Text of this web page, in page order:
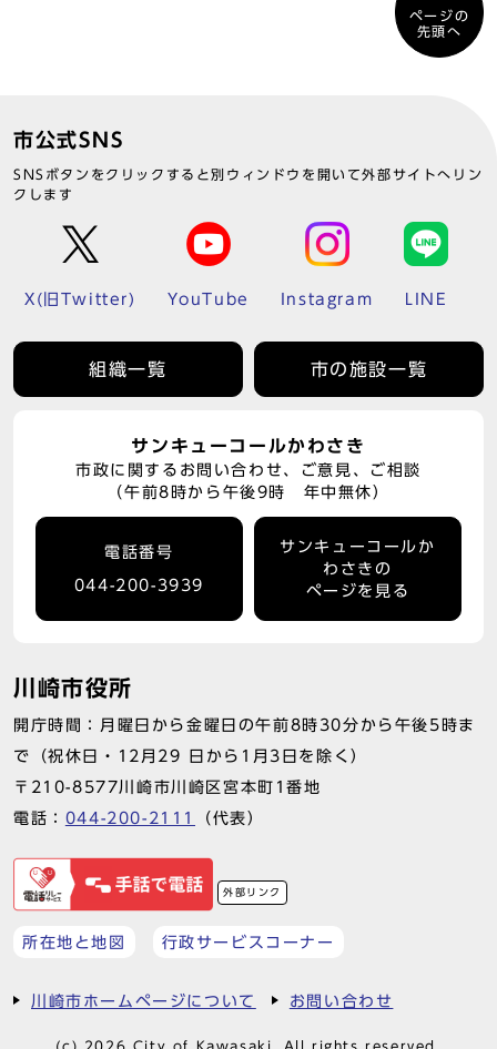
ページの
先頭へ
市公式SNS
SNSボタンをクリックすると別ウィンドウを開いて外部サイトへリン
クします
X(旧Twitter) YouTube Instagram LINE
組織一覧 市の施設一覧
サンキューコールかわさき
市政に関するお問い合わせ、ご意見、ご相談
（午前8時から午後9時 年中無休）
電話番号
044-200-3939
サンキューコールか
わさきの
ページを見る
川崎市役所
開庁時間：月曜日から金曜日の午前8時30分から午後5時ま
で（祝休日・12月29 日から1月3日を除く）
〒210-8577川崎市川崎区宮本町1番地
電話： 044-200-2111 （代表）
外部リンク
所在地と地図 行政サービスコーナー
川崎市ホームページについて お問い合わせ
(c) 2026 City of Kawasaki. All rights reserved.